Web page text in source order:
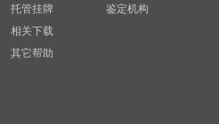
托管挂牌
相关下载
其它帮助
鉴定机构